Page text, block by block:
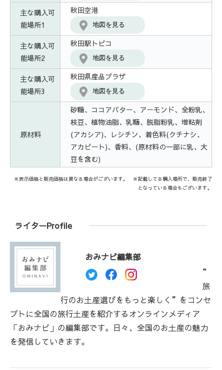
主な購入可
能場所1
秋田空港
地図を見る
主な購入可
能場所2
秋田駅トピコ
地図を見る
主な購入可
能場所3
秋田県産品プラザ
地図を見る
原材料
砂糖、ココアバター、アーモンド、全粉乳、
枝豆、植物油脂、乳糖、脱脂粉乳、増粘剤
(アカシア)、レシチン、着色料(クチナシ、
アカビート)、香料、(原材料の一部に乳、大
豆を含む)
※表示価格と販売価格は異なる場合がございます。 ※記載してる購入場所で、販売終了
となっている場合もございます。
ライターProfile
おみナビ編集部
”
旅
行のお土産選びをもっと楽しく”をコンセ
プトに全国の旅行土産を紹介するオンラインメディア
「おみナビ」の編集部です。日々、全国のお土産の魅力
を発信していきます。